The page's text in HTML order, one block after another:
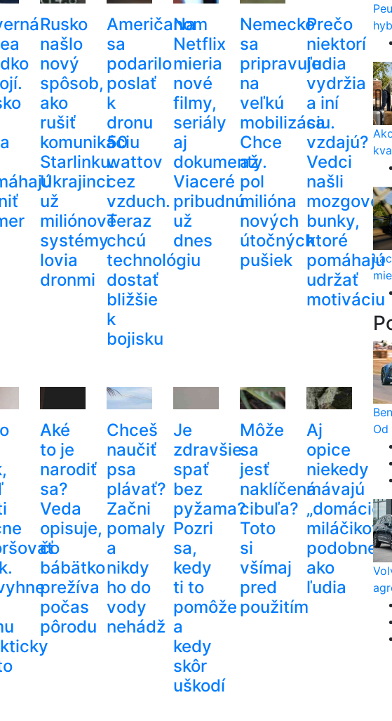
Rusko
našlo
nový
spôsob,
ako
rušiť
komunikáciu
Starlinku.
Ukrajinci
už
miliónové
systémy
lovia
dronmi
Američanom
sa
podarilo
poslať
k
dronu
50
wattov
cez
vzduch.
Teraz
chcú
technológiu
dostať
bližšie
k
bojisku
Na
Netflix
mieria
nové
filmy,
seriály
aj
dokumenty.
Viaceré
pribudnú
už
dnes
Nemecko
sa
pripravuje
na
veľkú
mobilizáciu.
Chce
až
pol
milióna
nových
útočných
pušiek
Prečo
niektorí
ľudia
vydržia
a iní
sa
vzdajú?
Vedci
našli
mozgové
bunky,
ktoré
pomáhajú
udržať
motiváciu
Aké
to je
narodiť
sa?
Veda
opisuje,
čo
bábätko
prežíva
počas
pôrodu
Chceš
naučiť
psa
plávať?
Začni
pomaly
a
nikdy
ho do
vody
nehádž
Je
zdravšie
spať
bez
pyžama?
Pozri
sa,
kedy
ti to
pomôže
a
kedy
skôr
uškodí
Môže
sa
jesť
naklíčená
cibuľa?
Toto
si
všímaj
pred
použitím
Aj
opice
niekedy
mávajú
„domácich
miláčikov”
podobne
ako
ľudia
Od